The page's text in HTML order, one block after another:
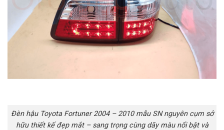
Đèn hậu Toyota Fortuner 2004 – 2010 mẫu SN nguyên cụm sở
hữu thiết kế đẹp mắt – sang trọng cùng dãy màu nổi bật và